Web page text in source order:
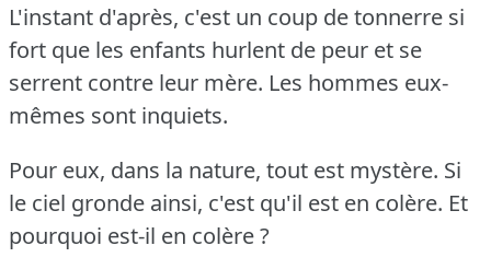
L'instant d'après, c'est un coup de tonnerre si
fort que les enfants hurlent de peur et se
serrent contre leur mère. Les hommes eux-
mêmes sont inquiets.
Pour eux, dans la nature, tout est mystère. Si
le ciel gronde ainsi, c'est qu'il est en colère. Et
pourquoi est-il en colère ?